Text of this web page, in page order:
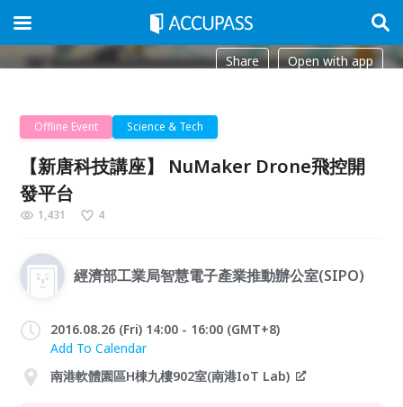
Share Open with app
Offline Event Science & Tech
【新唐科技講座】 NuMaker Drone飛控開
發平台
1,431 4
經濟部工業局智慧電子產業推動辦公室(SIPO)
2016.08.26 (Fri) 14:00 - 16:00 (GMT+8)
Add To Calendar
南港軟體園區H棟九樓902室(南港IoT Lab)